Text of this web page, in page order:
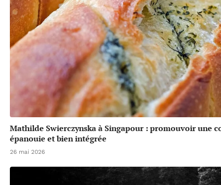
Mathilde Swierczynska à Singapour : promouvoir une
épanouie et bien intégrée
26 mai 2026